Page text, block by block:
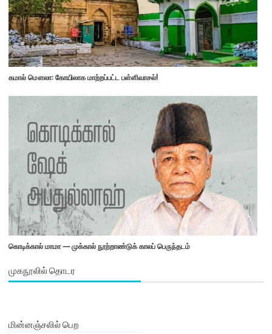
கமால் மௌலா: கோயிலாக மாற்றப்பட்ட பள்ளிவாசல்!
கொடிக்கால் மாமா — முக்கால் நூற்றாண்டுக் காலப் பெருந்தடம்
முகநூலில் தொடர
மின்னஞ்சலில் பெற